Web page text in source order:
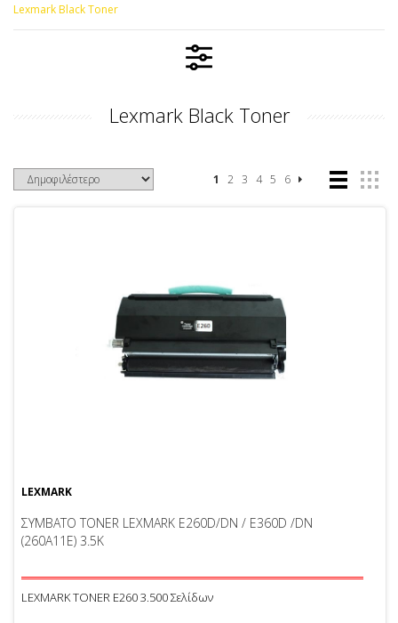
Lexmark Black Toner
Lexmark Black Toner
1 2 3 4 5 6
LEXMARK
ΣΥΜΒΑΤΟ TONER LEXMARK E260D/DN / E360D /DN
(260A11E) 3.5K
LEXMARK TONER E260 3.500 Σελίδων